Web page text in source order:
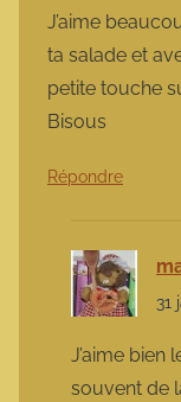
J’aime
ta salade et
petite touche
Bisous
Répondre
31
J’aime bien
souvent de